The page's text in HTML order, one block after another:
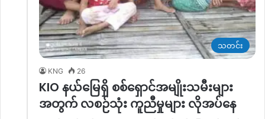
သတင်း
KNG 26
KIO နယ်မြေရှိ စစ်ရှောင်အမျိုးသမီးများ
အတွက် လစဉ်သုံး ကူညီမှုများ လိုအပ်နေ